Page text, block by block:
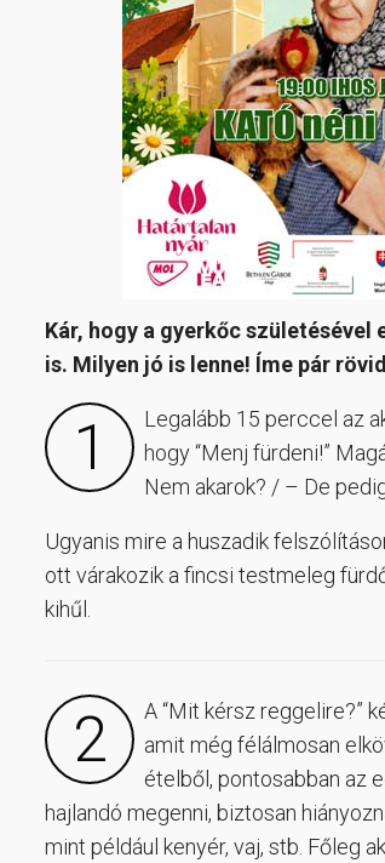
Kár, hogy a gyerkőc
is. Milyen jó is lenne! Íme pár
1
Legalább 15 perccel az
hogy “Menj fürdeni!”
Nem akarok? / – De
Ugyanis mire a huszadik
ott várakozik a fincsi testmeleg
kihűl.
2
A “Mit kérsz reggelire?”
amit még félálmosan
ételből, pontosabban az
hajlandó megenni, biztosan
mint például kenyér, vaj, stb. Főleg